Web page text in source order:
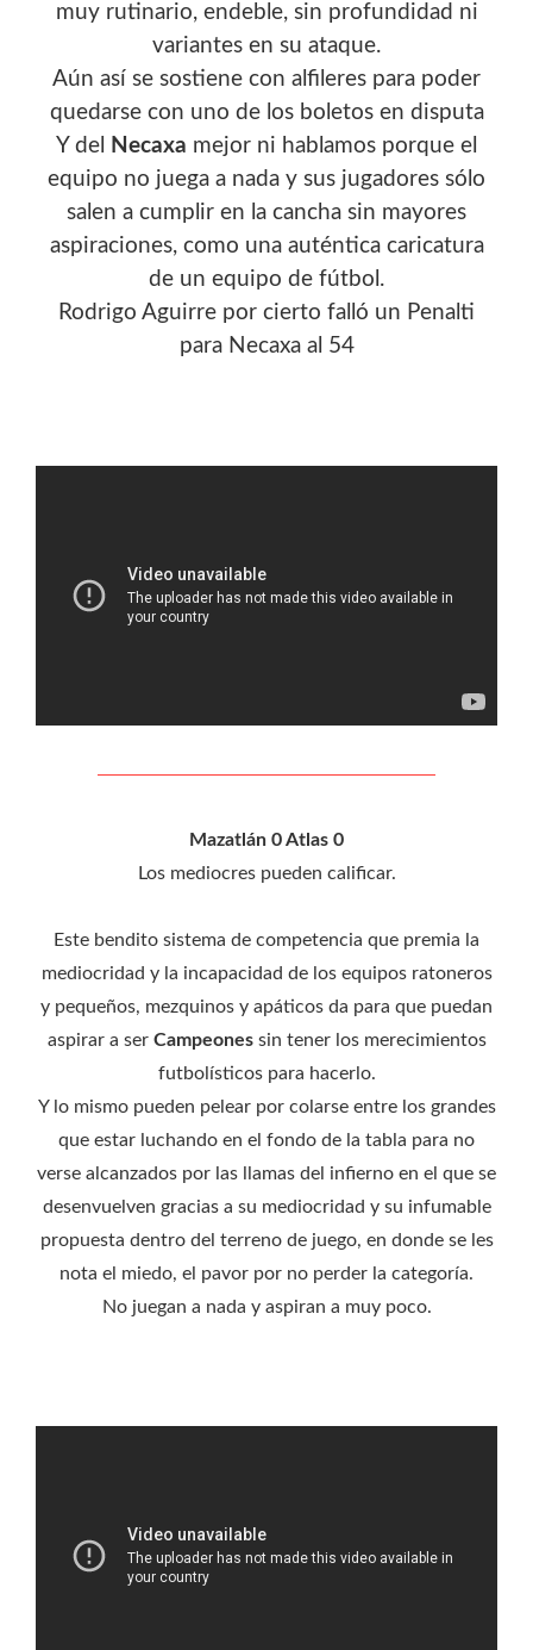
muy rutinario, endeble, sin profundidad ni
variantes en su ataque.
Aún así se sostiene con alfileres para poder
quedarse con uno de los boletos en disputa
Y del
Necaxa mejor ni hablamos porque el
equipo no juega a nada y sus jugadores sólo
salen a cumplir en la cancha sin mayores
aspiraciones, como una auténtica caricatura
de un equipo de fútbol.
Rodrigo Aguirre por cierto falló un Penalti
para Necaxa al 54
Mazatlán 0 Atlas 0
Los mediocres pueden calificar.
Este bendito sistema de competencia que premia la
mediocridad y la incapacidad de los equipos ratoneros
y pequeños, mezquinos y apáticos da para que puedan
aspirar a ser Campeonessin tener los merecimientos
futbolísticos para hacerlo.
Y lo mismo pueden pelear por colarse entre los grandes
que estar luchando en el fondo de la tabla para no
verse alcanzados por las llamas del infierno en el que se
desenvuelven gracias a su mediocridad y su infumable
propuesta dentro del terreno de juego, en donde se les
nota el miedo, el pavor por no perder la categoría.
No juegan a nada y aspiran a muy poco.